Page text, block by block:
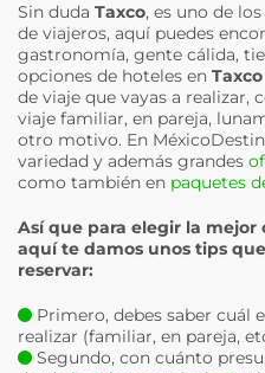
Sin duda Taxco, es uno de
de viajeros, aquí puedes
gastronomía, gente cálida,
opciones de hoteles en Taxco
de viaje que vayas a realizar,
viaje familiar, en pareja,
otro motivo. En
variedad y además grandes
como también en paquetes
Así que para elegir la mejor
aquí te damos unos tips
reservar:
Primero, debes saber cuál
realizar (familiar, en pareja,
Segundo, con cuánto